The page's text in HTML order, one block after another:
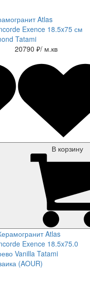
Atlas
Exence 18.5x75 см
Tatami
20790 ₽/ м.кв
В корзину